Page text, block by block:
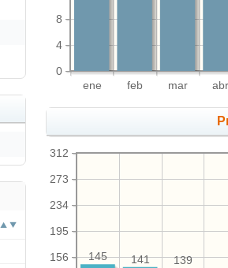
ene feb mar abr
0
4
8
156
195
234
273
312
139
141
145